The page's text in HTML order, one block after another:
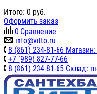
Итого: 0 руб.
Оформить заказ
0 Сравнение
info@vitto.ru
8 (861) 234-81-66
+7 (989) 827-77-66
8 (861) 234-81-65 Склад: